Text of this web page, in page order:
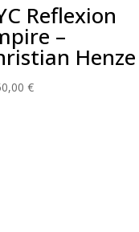
Reflexion
–
Henze
€